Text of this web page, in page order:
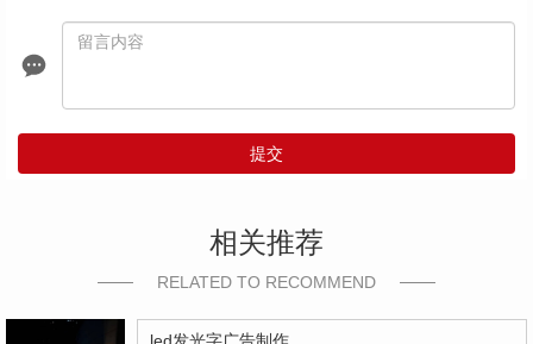
提交
相关推荐
RELATED TO RECOMMEND